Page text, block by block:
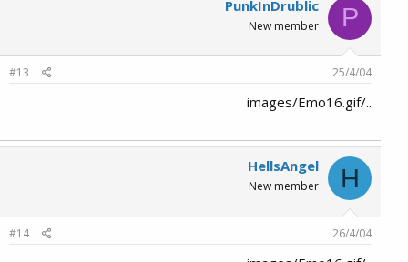
P
PunkInDrublic
New member
25/4/04
#13
../images/Emo16.gif
H
HellsAngel
New member
26/4/04
#14